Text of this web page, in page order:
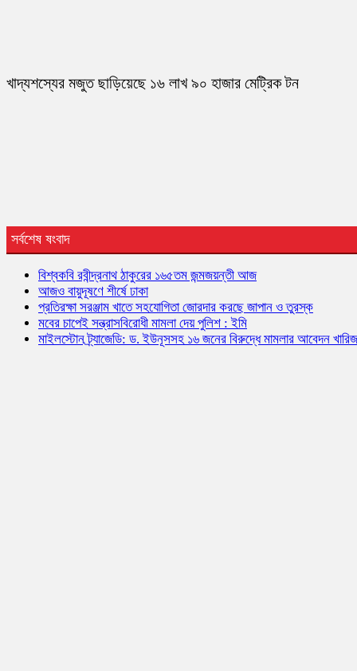
খাদ্যশস্যের মজুত ছাড়িয়েছে ১৬ লাখ ৯০ হাজার মেট্রিক টন
সর্বশেষ ষংবাদ
বিশ্বকবি রবীন্দ্রনাথ ঠাকুরের ১৬৫তম জন্মজয়ন্তী আজ
আজও বায়ুদূষণে শীর্ষে ঢাকা
প্রতিরক্ষা সরঞ্জাম খাতে সহযোগিতা জোরদার করছে জাপান ও তুরস্ক
মবের চাপেই সন্ত্রাসবিরোধী মামলা দেয় পুলিশ : ইমি
মাইলস্টোন ট্র্যাজেডি: ড. ইউনূসসহ ১৬ জনের বিরুদ্ধে মামলার আবেদন খারিজ